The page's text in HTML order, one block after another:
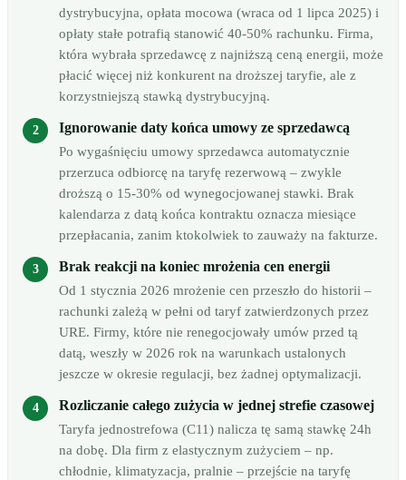
dystrybucyjna, opłata mocowa (wraca od 1 lipca 2025) i
opłaty stałe potrafią stanowić 40-50% rachunku. Firma,
która wybrała sprzedawcę z najniższą ceną energii, może
płacić więcej niż konkurent na droższej taryfie, ale z
korzystniejszą stawką dystrybucyjną.
Ignorowanie daty końca umowy ze sprzedawcą
Po wygaśnięciu umowy sprzedawca automatycznie
przerzuca odbiorcę na taryfę rezerwową – zwykle
droższą o 15-30% od wynegocjowanej stawki. Brak
kalendarza z datą końca kontraktu oznacza miesiące
przepłacania, zanim ktokolwiek to zauważy na fakturze.
Brak reakcji na koniec mrożenia cen energii
Od 1 stycznia 2026 mrożenie cen przeszło do historii –
rachunki zależą w pełni od taryf zatwierdzonych przez
URE. Firmy, które nie renegocjowały umów przed tą
datą, weszły w 2026 rok na warunkach ustalonych
jeszcze w okresie regulacji, bez żadnej optymalizacji.
Rozliczanie całego zużycia w jednej strefie czasowej
Taryfa jednostrefowa (C11) nalicza tę samą stawkę 24h
na dobę. Dla firm z elastycznym zużyciem – np.
chłodnie, klimatyzacja, pralnie – przejście na taryfę